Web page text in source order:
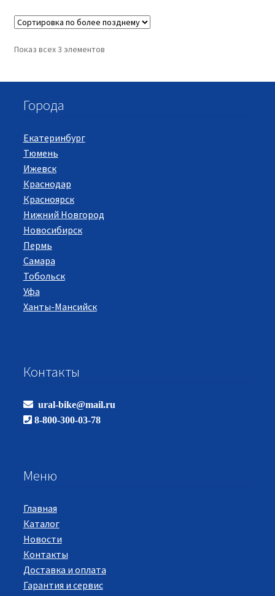
Показ всех 3 элементов
Города
Екатеринбург
Тюмень
Ижевск
Краснодар
Красноярск
Нижний Новгород
Новосибирск
Пермь
Самара
Тобольск
Уфа
Ханты-Мансийск
Контакты
ural-bike@mail.ru
8-800-300-03-78
Меню
Главная
Каталог
Новости
Контакты
Доставка и оплата
Гарантия и сервис